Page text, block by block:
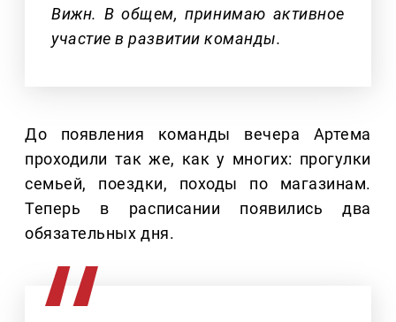
Вижн. В общем, принимаю активное
участие в развитии команды.
До появления команды вечера Артема
проходили так же, как у многих: прогулки
семьей, поездки, походы по магазинам.
Теперь в расписании появились два
обязательных дня.